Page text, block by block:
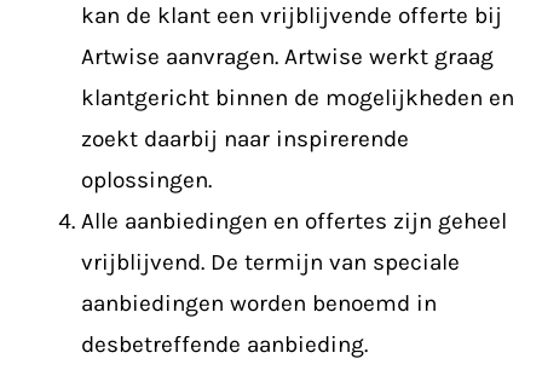
kan de klant een vrijblijvende offerte bij
Artwise aanvragen. Artwise werkt graag
klantgericht binnen de mogelijkheden en
zoekt daarbij naar inspirerende
oplossingen.
Alle aanbiedingen en offertes zijn geheel
vrijblijvend. De termijn van speciale
aanbiedingen worden benoemd in
desbetreffende aanbieding.